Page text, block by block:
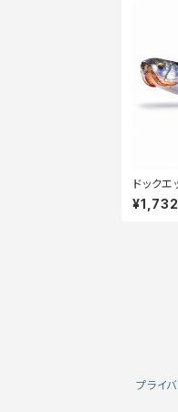
ドック
ォーカー
¥1,732
プライ